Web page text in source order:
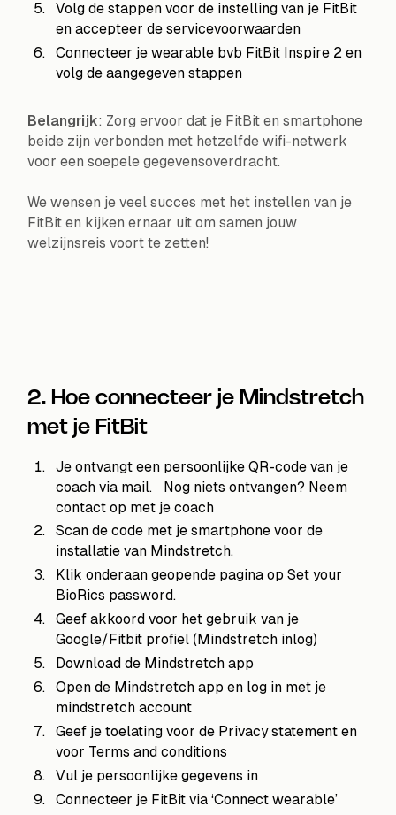
Volg de stappen voor de instelling van je FitBit
en accepteer de servicevoorwaarden
Connecteer je wearable bvb FitBit Inspire 2 en
volg de aangegeven stappen
Belangrijk: Zorg ervoor dat je FitBit en smartphone
beide zijn verbonden met hetzelfde wifi-netwerk
voor een soepele gegevensoverdracht.
We wensen je veel succes met het instellen van je
FitBit en kijken ernaar uit om samen jouw
welzijnsreis voort te zetten!
2. Hoe connecteer je Mindstretch
met je FitBit
Je ontvangt een persoonlijke QR-code van je
coach via mail. Nog niets ontvangen? Neem
contact op met je coach
Scan de code met je smartphone voor de
installatie van Mindstretch.
Klik onderaan geopende pagina op Set your
BioRics password.
Geef akkoord voor het gebruik van je
Google/Fitbit profiel (Mindstretch inlog)
Download de Mindstretch app
Open de Mindstretch app en log in met je
mindstretch account
Geef je toelating voor de Privacy statement en
voor Terms and conditions
Vul je persoonlijke gegevens in
Connecteer je FitBit via ‘Connect wearable’